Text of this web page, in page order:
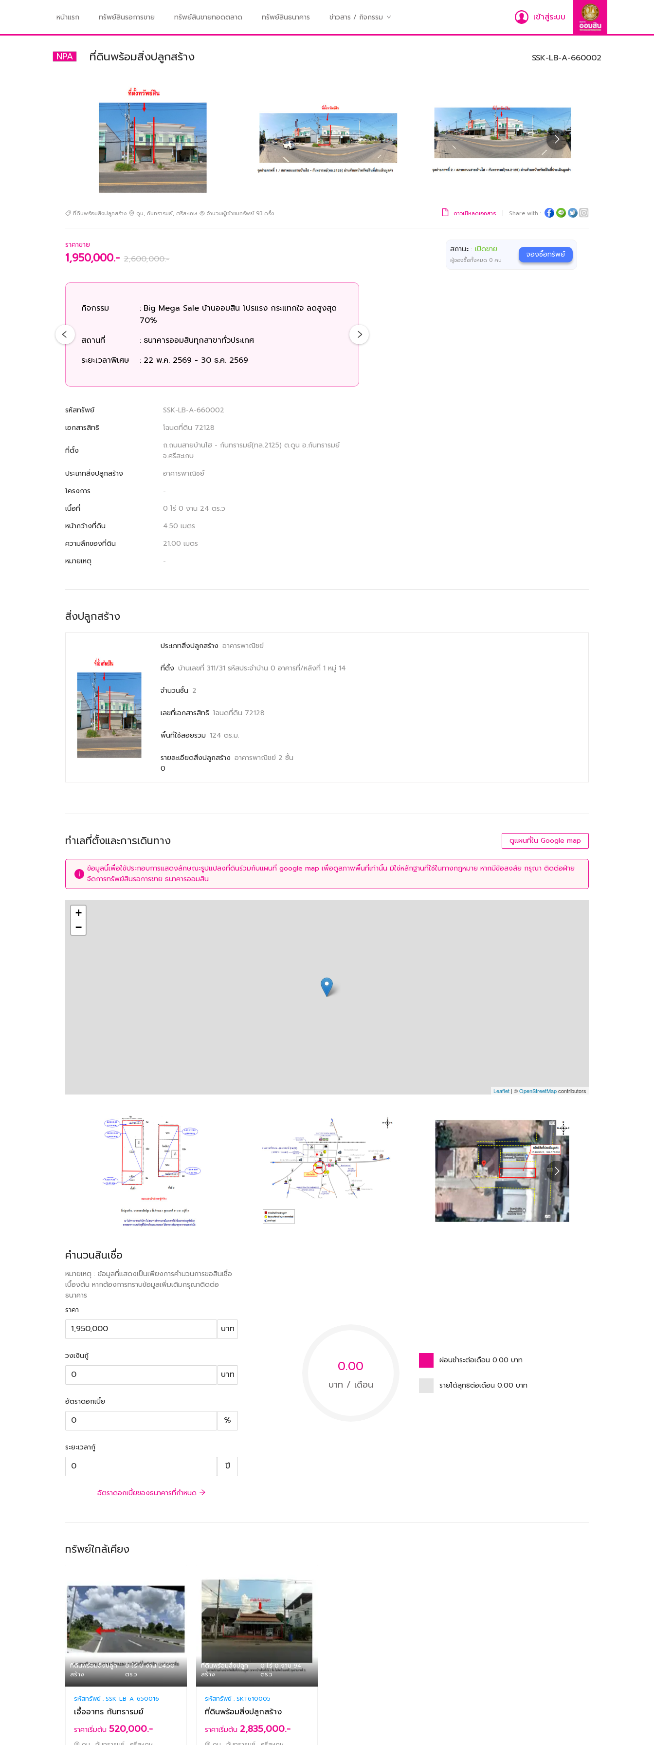
หน้าแรก ทรัพย์สินรอการขาย ทรัพย์สินขายทอดตลาด ทรัพย์สินธนาคาร ข่าวสาร / กิจกรรม เข้าสู่ระบบ
NPA ที่ดินพร้อมสิ่งปลูกสร้าง SSK-LB-A-660002
ที่ดินพร้อมสิ่งปลูกสร้าง ดูน, กันทรารมย์, ศรีสะเกษ จำนวนผู้เข้าชมทรัพย์ 93ครั้ง ดาวน์โหลดเอกสาร Share with :
ราคาขาย
1,950,000.- 2,600,000.-
กิจกรรม : Big Mega Sale บ้านออมสิน โปรแรง กระแทกใจ ลดสูงสุด
70%
สถานที่
: ธนาคารออมสินทุกสาขาทั่วประเทศ
ระยะเวลาพิเศษ
: 22 พ.ค. 2569 - 30 ธ.ค. 2569
รหัสทรัพย์
SSK-LB-A-660002
เอกสารสิทธิ
โฉนดที่ดิน 72128
ที่ตั้ง
ถ.ถนนสายบ้านไฮ - กันทรารมย์(ทล.2125) ต.ดูน อ.กันทรารมย์
จ.ศรีสะเกษ
ประเภทสิ่งปลูกสร้าง
อาคารพาณิชย์
โครงการ
-
เนื้อที่
0 ไร่ 0 งาน 24 ตร.ว
หน้ากว้างที่ดิน
4.50 เมตร
ความลึกของที่ดิน
21.00 เมตร
หมายเหตุ
-
สถานะ : เปิดขาย
ผู้จองซื้อทั้งหมด 0คน
จองซื้อทรัพย์
สิ่งปลูกสร้าง
ประเภทสิ่งปลูกสร้าง อาคารพาณิชย์
ที่ตั้ง บ้านเลขที่ 311/31รหัสประจำบ้าน 0อาคารที่/หลังที่ 1หมู่ 14
จำนวนชั้น 2
เลขที่เอกสารสิทธิ โฉนดที่ดิน 72128
พื้นที่ใช้สอยรวม 124 ตร.ม.
รายละเอียดสิ่งปลูกสร้าง อาคารพาณิชย์ 2 ชั้น
0
ทำเลที่ตั้งและการเดินทาง ดูแผนที่ใน Google map
ข้อมูลนี้เพื่อใช้ประกอบการแสดงลักษณะรูปแปลงที่ดินร่วมกับแผนที่ google map เพื่อดูสภาพพื้นที่เท่านั้น มิใช่หลักฐานที่ใช้ในทางกฎหมาย หากมีข้อสงสัย กรุณา ติดต่อฝ่าย
จัดการทรัพย์สินรอการขาย ธนาคารออมสิน
+
−
Leaflet| ©OpenStreetMapcontributors
คำนวนสินเชื่อ
หมายเหตุ : ข้อมูลที่แสดงเป็นเพียงการคำนวนการขอสินเชื่อ
เบื้องต้น หากต้องการทราบข้อมูลเพิ่มเติมกรุณาติดต่อ
ธนาคาร
ราคา
บาท
วงเงินกู้
บาท
อัตราดอกเบี้ย
%
ระยะเวลากู้
ปี
อัตราดอกเบี้ยของธนาคารที่กำหนด
0.00
บาท / เดือน
ผ่อนชำระต่อเดือน 0.00 บาท
รายได้สุทธิต่อเดือน 0.00 บาท
ทรัพย์ใกล้เคียง
ที่ดินพร้อมสิ่งปลูก
สร้าง
0 ไร่ 0 งาน 24.50
ตร.ว
รหัสทรัพย์ :SSK-LB-A-650016
เอื้ออาทร กันทรารมย์
ราคาเริ่มต้น 520,000.-
ที่ดินพร้อมสิ่งปลูก
สร้าง
0 ไร่ 0 งาน 94
ตร.ว
รหัสทรัพย์ :SKT610005
ที่ดินพร้อมสิ่งปลูกสร้าง
ราคาเริ่มต้น 2,835,000.-